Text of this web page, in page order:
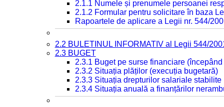
2.1.1 Numele și prenumele persoanei
2.1.2 Formular pentru solicitare în baza
Rapoartele de aplicare a Legii nr. 544/
2.2 BULETINUL INFORMATIV al Legii 544/
2.3 BUGET
2.3.1 Buget pe surse financiare
2.3.2 Situația plăților (execuția bugetară)
2.3.3 Situația drepturilor salariale
2.3.4 Situația anuală a finanțărilor